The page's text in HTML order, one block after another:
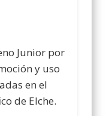
Junior por
y uso
en el
de Elche.